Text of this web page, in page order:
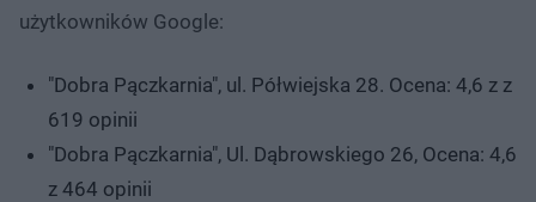
użytkowników Google:
"Dobra Pączkarnia", ul. Półwiejska 28. Ocena: 4,6 z z
619 opinii
"Dobra Pączkarnia", Ul. Dąbrowskiego 26, Ocena: 4,6
z 464 opinii